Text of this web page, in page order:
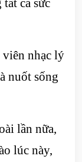
cả sức
viên nhạc lý
nuốt sống
lần nữa,
lúc này,